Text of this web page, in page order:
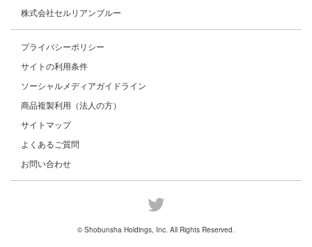
株式会社セルリアンブルー
プライバシーポリシー
サイトの利用条件
ソーシャルメディアガイドライン
商品複製利用（法人の方）
サイトマップ
よくあるご質問
お問い合わせ
© Shobunsha Holdings, Inc. All Rights Reserved.